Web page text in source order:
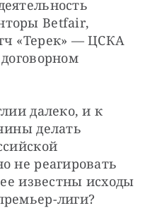
Betfair,
«Терек» — ЦСКА
далеко, и к
делать
не реагировать
известны исходы
лиги?